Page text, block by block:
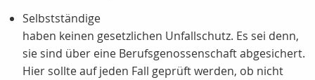
Selbstständige
haben keinen gesetzlichen Unfallschutz. Es sei denn,
sie sind über eine Berufsgenossenschaft abgesichert.
Hier sollte auf jeden Fall geprüft werden, ob nicht